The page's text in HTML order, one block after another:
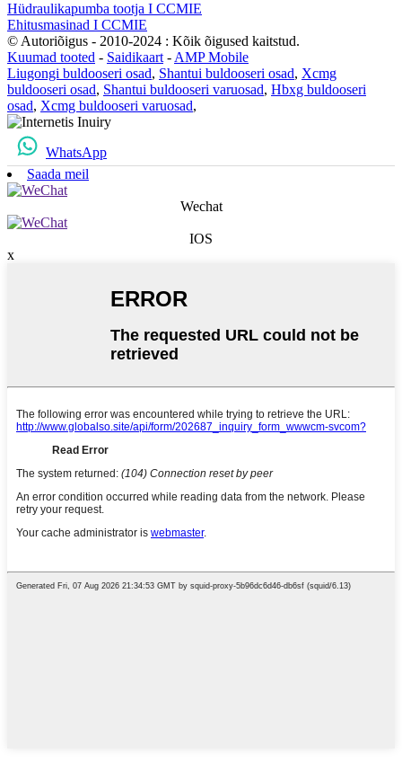
Hüdraulikapumba tootja I CCMIE
Ehitusmasinad I CCMIE
© Autoriõigus - 2010-2024 : Kõik õigused kaitstud.
Kuumad tooted - Saidikaart - AMP Mobile
Liugongi buldooseri osad, Shantui buldooseri osad, Xcmg
buldooseri osad, Shantui buldooseri varuosad, Hbxg buldooseri
osad, Xcmg buldooseri varuosad,
WhatsApp
Saada meil
Wechat
IOS
x